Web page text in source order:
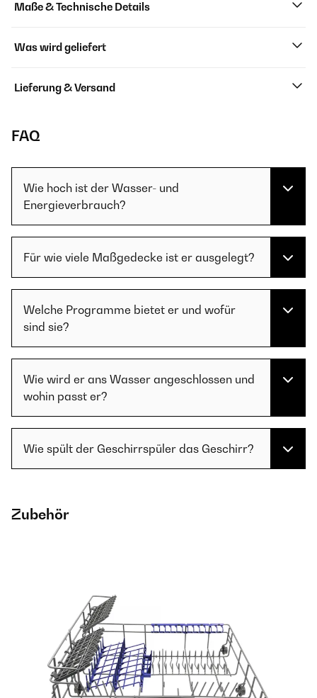
Maße & Technische Details
Was wird geliefert
Lieferung & Versand
FAQ
Wie hoch ist der Wasser- und
Energieverbrauch?
Für wie viele Maßgedecke ist er ausgelegt?
Welche Programme bietet er und wofür
sind sie?
Wie wird er ans Wasser angeschlossen und
wohin passt er?
Wie spült der Geschirrspüler das Geschirr?
Zubehör